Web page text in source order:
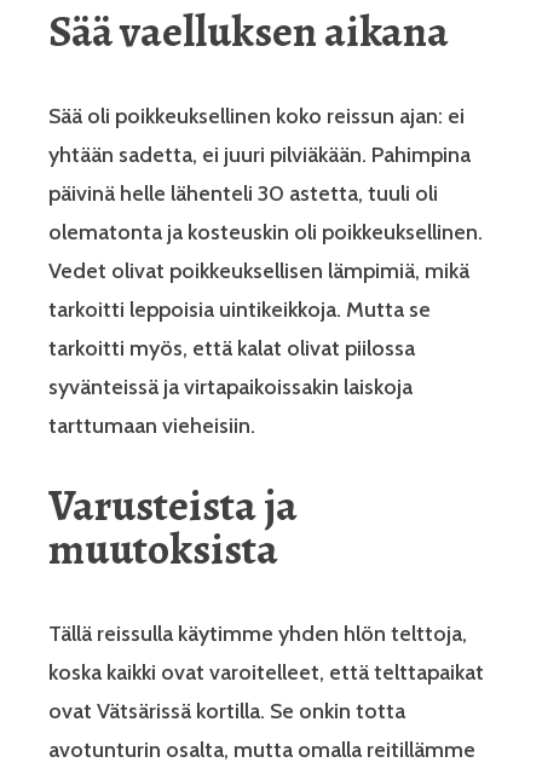
Sää vaelluksen aikana
Sää oli poikkeuksellinen koko reissun ajan: ei
yhtään sadetta, ei juuri pilviäkään. Pahimpina
päivinä helle lähenteli 30 astetta, tuuli oli
olematonta ja kosteuskin oli poikkeuksellinen.
Vedet olivat poikkeuksellisen lämpimiä, mikä
tarkoitti leppoisia uintikeikkoja. Mutta se
tarkoitti myös, että kalat olivat piilossa
syvänteissä ja virtapaikoissakin laiskoja
tarttumaan vieheisiin.
Varusteista ja
muutoksista
Tällä reissulla käytimme yhden hlön telttoja,
koska kaikki ovat varoitelleet, että telttapaikat
ovat Vätsärissä kortilla. Se onkin totta
avotunturin osalta, mutta omalla reitillämme